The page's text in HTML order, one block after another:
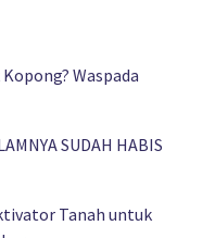
Waspada
SUDAH HABIS
Tanah untuk